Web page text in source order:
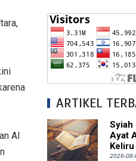
Al
ARTIKEL
Syiah
Ayat
Keliru
2026-08-